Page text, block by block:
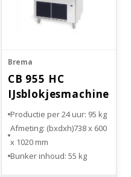
Brema
CB 955 HC
IJsblokjesmachine
RVS
Productie per 24 uur: 95 kg
Afmeting: (bxdxh)738 x 600
x 1020 mm
Bunker inhoud: 55 kg